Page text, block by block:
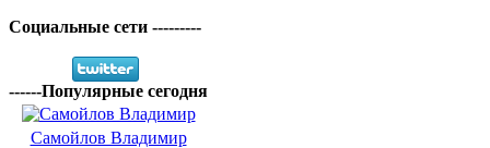
Социальные сети ---------
------Популярные сегодня
Самойлов Владимир